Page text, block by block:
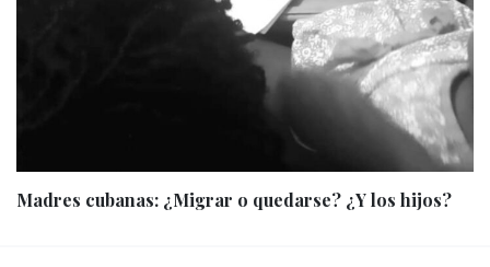
Madres cubanas: ¿Migrar o quedarse? ¿Y los hijos?